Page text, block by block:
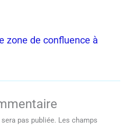
zone de confluence à
pas publiée. Les champs